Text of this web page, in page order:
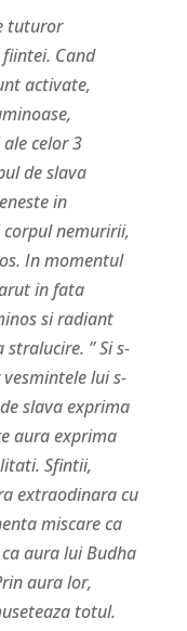
tuturor
Cand
activate,
celor 3
de slava
in
corpul nemuririi,
In momentul
in fata
si radiant
” Si s-
lui s-
slava exprima
aura exprima
Sfintii,
extraodinara cu
miscare ca
aura lui Budha
aura lor,
totul.